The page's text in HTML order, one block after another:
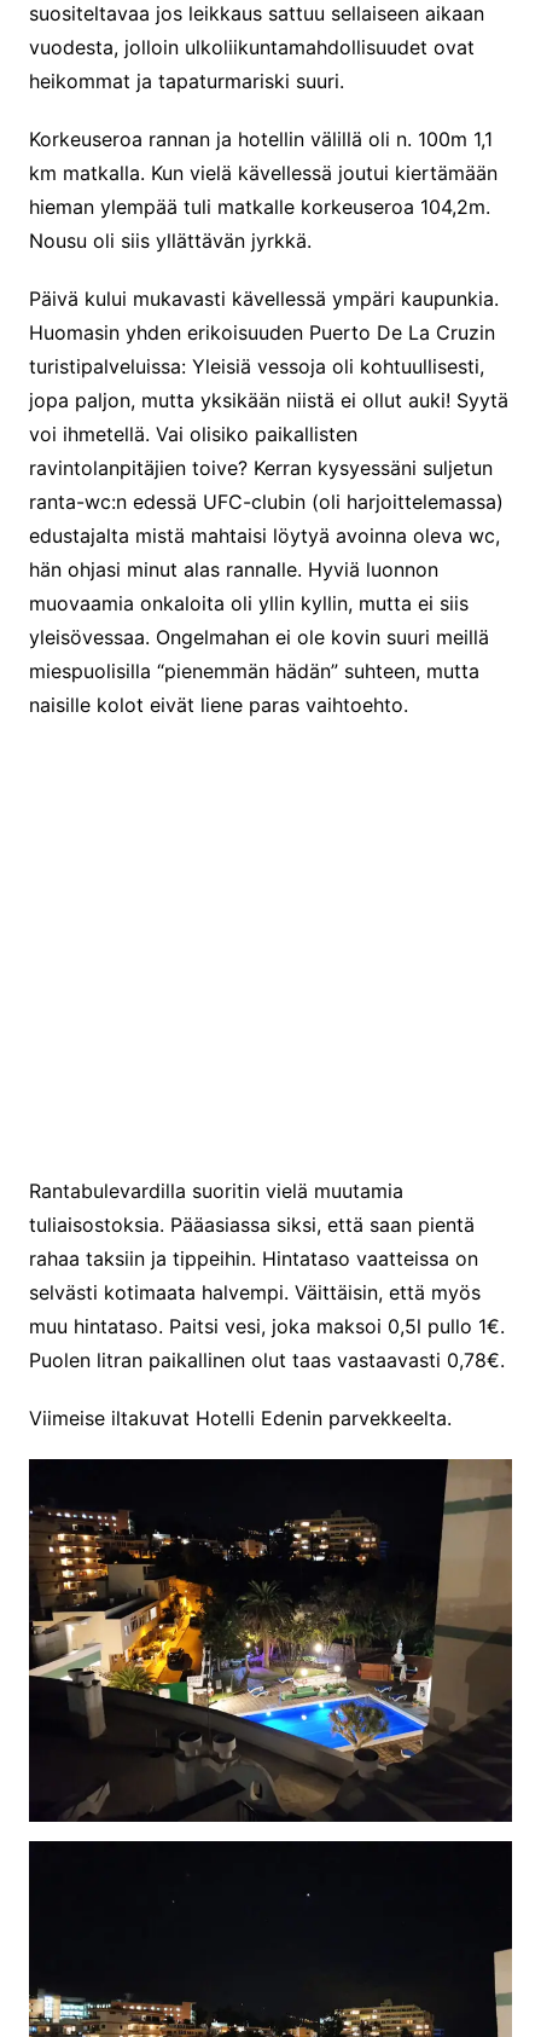
suositeltavaa jos leikkaus sattuu sellaiseen aikaan
vuodesta, jolloin ulkoliikuntamahdollisuudet ovat
heikommat ja tapaturmariski suuri.
Korkeuseroa rannan ja hotellin välillä oli n. 100m 1,1
km matkalla. Kun vielä kävellessä joutui kiertämään
hieman ylempää tuli matkalle korkeuseroa 104,2m.
Nousu oli siis yllättävän jyrkkä.
Päivä kului mukavasti kävellessä ympäri kaupunkia.
Huomasin yhden erikoisuuden Puerto De La Cruzin
turistipalveluissa: Yleisiä vessoja oli kohtuullisesti,
jopa paljon, mutta yksikään niistä ei ollut auki! Syytä
voi ihmetellä. Vai olisiko paikallisten
ravintolanpitäjien toive? Kerran kysyessäni suljetun
ranta-wc:n edessä UFC-clubin (oli harjoittelemassa)
edustajalta mistä mahtaisi löytyä avoinna oleva wc,
hän ohjasi minut alas rannalle. Hyviä luonnon
muovaamia onkaloita oli yllin kyllin, mutta ei siis
yleisövessaa. Ongelmahan ei ole kovin suuri meillä
miespuolisilla “pienemmän hädän” suhteen, mutta
naisille kolot eivät liene paras vaihtoehto.
Rantabulevardilla suoritin vielä muutamia
tuliaisostoksia. Pääasiassa siksi, että saan pientä
rahaa taksiin ja tippeihin. Hintataso vaatteissa on
selvästi kotimaata halvempi. Väittäisin, että myös
muu hintataso. Paitsi vesi, joka maksoi 0,5l pullo 1€.
Puolen litran paikallinen olut taas vastaavasti 0,78€.
Viimeise iltakuvat Hotelli Edenin parvekkeelta.